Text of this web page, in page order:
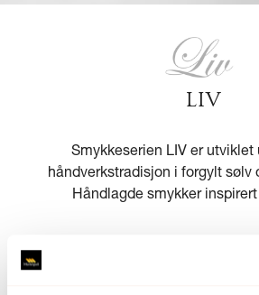
LIV
Smykkeserien LIV er utviklet
håndverkstradisjon i forgylt sølv
Håndlagde smykker